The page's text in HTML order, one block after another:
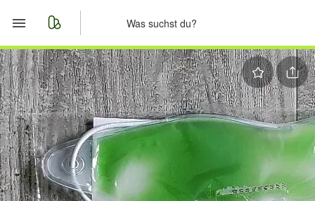
Start
Merkliste
Nachrichten
Anzeige aufgeben